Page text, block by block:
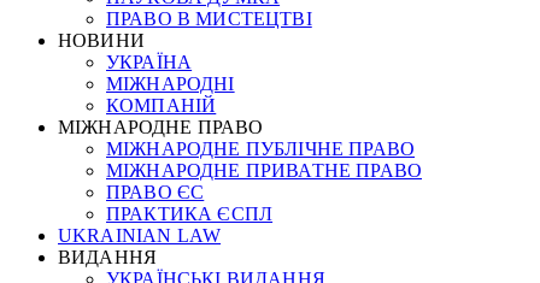
ПРАВО В МИСТЕЦТВІ
НОВИНИ
УКРАЇНА
МІЖНАРОДНІ
КОМПАНІЙ
МІЖНАРОДНЕ ПРАВО
МІЖНАРОДНЕ ПУБЛІЧНЕ ПРАВО
МІЖНАРОДНЕ ПРИВАТНЕ ПРАВО
ПРАВО ЄС
ПРАКТИКА ЄСПЛ
UKRAINIAN LAW
ВИДАННЯ
УКРАЇНСЬКІ ВИДАННЯ